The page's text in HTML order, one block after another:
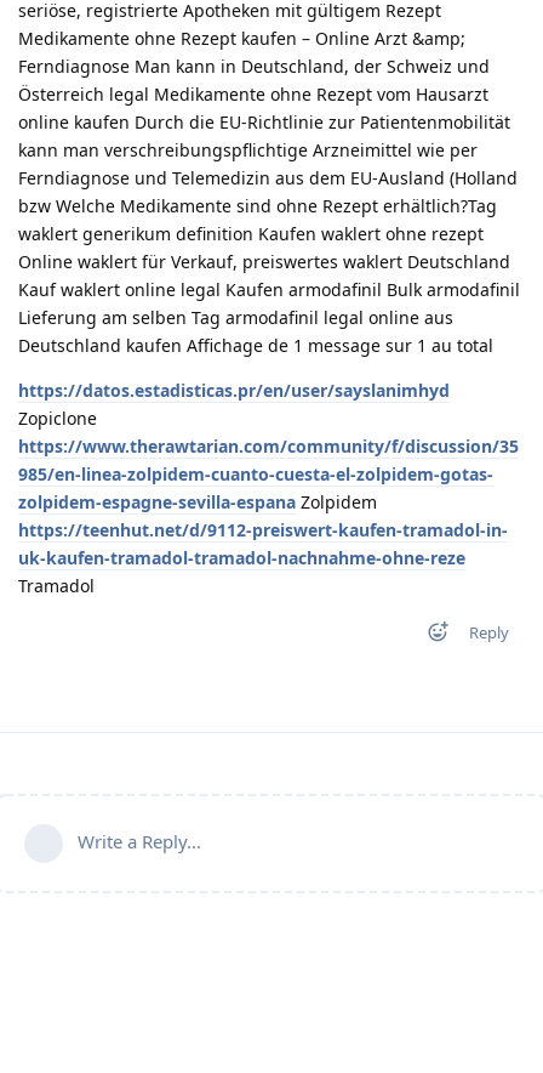
seriöse, registrierte Apotheken mit gültigem Rezept
Medikamente ohne Rezept kaufen – Online Arzt &amp;
Ferndiagnose Man kann in Deutschland, der Schweiz und
Österreich legal Medikamente ohne Rezept vom Hausarzt
online kaufen Durch die EU-Richtlinie zur Patientenmobilität
kann man verschreibungspflichtige Arzneimittel wie per
Ferndiagnose und Telemedizin aus dem EU-Ausland (Holland
bzw Welche Medikamente sind ohne Rezept erhältlich?Tag
waklert generikum definition Kaufen waklert ohne rezept
Online waklert für Verkauf, preiswertes waklert Deutschland
Kauf waklert online legal Kaufen armodafinil Bulk armodafinil
Lieferung am selben Tag armodafinil legal online aus
Deutschland kaufen Affichage de 1 message sur 1 au total
https://datos.estadisticas.pr/en/user/sayslanimhyd
Zopiclone
https://www.therawtarian.com/community/f/discussion/35
985/en-linea-zolpidem-cuanto-cuesta-el-zolpidem-gotas-
zolpidem-espagne-sevilla-espana Zolpidem
https://teenhut.net/d/9112-preiswert-kaufen-tramadol-in-
uk-kaufen-tramadol-tramadol-nachnahme-ohne-reze
Tramadol
Reply
Write a Reply...